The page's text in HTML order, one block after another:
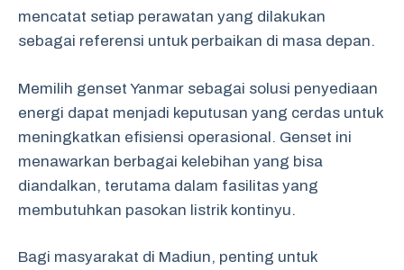
mencatat setiap perawatan yang dilakukan
sebagai referensi untuk perbaikan di masa depan.
Memilih genset Yanmar sebagai solusi penyediaan
energi dapat menjadi keputusan yang cerdas untuk
meningkatkan efisiensi operasional. Genset ini
menawarkan berbagai kelebihan yang bisa
diandalkan, terutama dalam fasilitas yang
membutuhkan pasokan listrik kontinyu.
Bagi masyarakat di Madiun, penting untuk